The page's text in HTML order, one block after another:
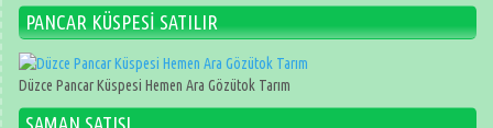
PANCAR KÜSPESİ SATILIR
Düzce Pancar Küspesi Hemen Ara Gözütok Tarım
SAMAN SATIŞI